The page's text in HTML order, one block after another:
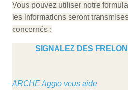
Vous pouvez utiliser notre
les informations seront
concernés :
SIGNALEZ DES
ARCHE Agglo vous aide